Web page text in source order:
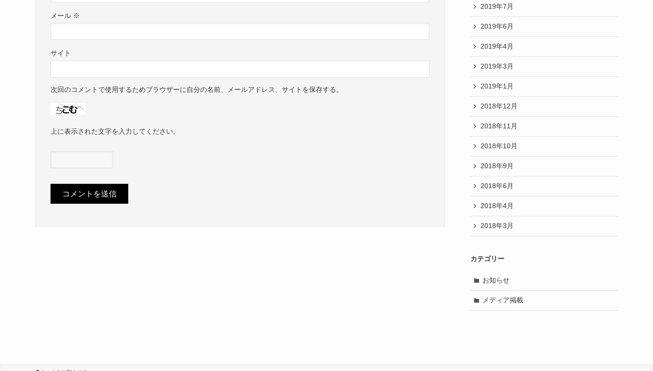
メール ※
サイト
次回のコメントで使用するためブラウザーに自分の名前、メールアドレス、サイトを保存する。
上に表示された文字を入力してください。
2019年7月
2019年6月
2019年4月
2019年3月
2019年1月
2018年12月
2018年11月
2018年10月
2018年9月
2018年6月
2018年4月
2018年3月
カテゴリー
お知らせ
メディア掲載